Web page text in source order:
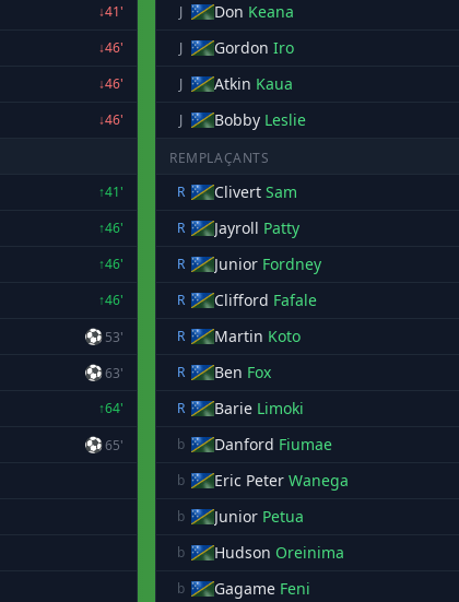
↓41'
↓46'
↓46'
↓46'
↑41'
↑46'
↑46'
↑46'
⚽ 53'
⚽63'
↑64'
⚽65'
J
Don Keana
J
Gordon Iro
J
Atkin Kaua
J
Bobby Leslie
REMPLAÇANTS
R
Clivert Sam
R
Jayroll Patty
R
Junior Fordney
R
Clifford Fafale
R
Martin Koto
R
Ben Fox
R
Barie Limoki
b
Danford Fiumae
b Eric Peter Wanega
b Junior Petua
b Hudson Oreinima
b Gagame Feni